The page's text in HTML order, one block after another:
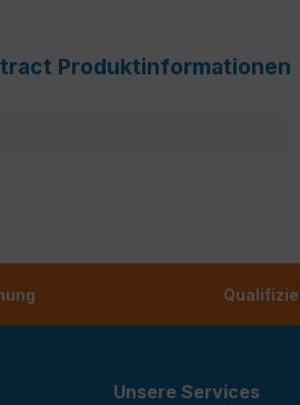
Produktinformationen
Unsere Services